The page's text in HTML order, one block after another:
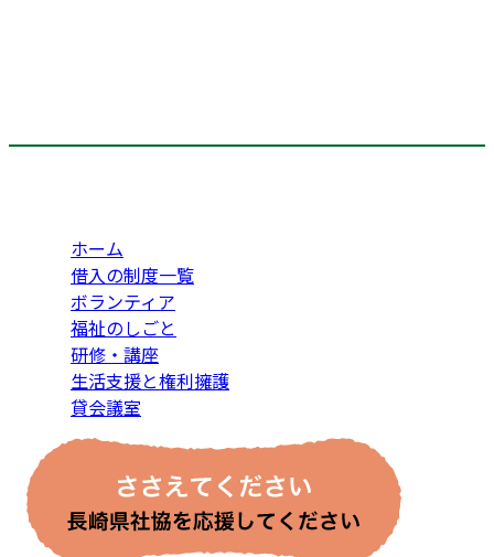
ホーム
借入の制度一覧
ボランティア
福祉のしごと
研修・講座
生活支援と権利擁護
貸会議室